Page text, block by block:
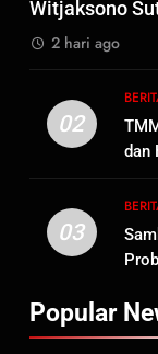
Witjaksono
2 hari ago
02
dan
03
Popular
2